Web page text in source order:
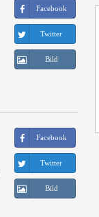
Facebook
Twitter
Bild
Facebook
Twitter
Bild